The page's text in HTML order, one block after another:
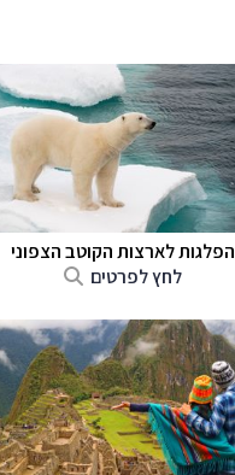
הפלגות לארצות הקוטב הצפוני
לחץ לפרטים